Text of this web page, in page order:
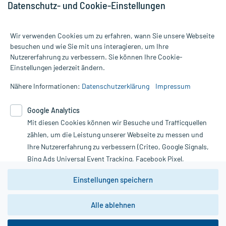
Alle Preise gelten inkl. MwSt., ggf. zzgl. Versandkosten
Informationen auf dieser Website werden ausschließlich für
die Untersuchung und Behandlung durch einen Arzt. Bitte
Therapien eingeleitet werden können. | Diese Webseite benutzt
Google Analytics. Lesen Sie bitte dazu die wichtigen Hinweise in
unserer Datenschutzerklärung. Für den Widerruf einer Bestellung
nutzen Sie das Formular:
Vertrag widerrufen
*Hinweise zu unseren Aktionen und Bewertungen
Datenschutz- und Cookie-Einstellungen
Wir verwenden Cookies um zu erfahren, wann Sie unsere Webseite
besuchen und wie Sie mit uns interagieren, um Ihre
Nutzererfahrung zu verbessern. Sie können Ihre Cookie-
Einstellungen jederzeit ändern.
Nähere Informationen: Datenschutzerklärung Impressum
Google Analytics
Mit diesen Cookies können wir Besuche und Trafficquellen
zählen, um die Leistung unserer Webseite zu messen und
Ihre Nutzererfahrung zu verbessern (Criteo, Google Signals,
Bing Ads Universal Event Tracking, Facebook Pixel,
Youtube-Social Plugin).
Wir weisen darauf hin, dass die
zwingend den Europäischen Anforderungen gem. EU-
DSGVO genügen und ein Datentransfer in Drittstaaten bzw.
Einstellungen speichern
Alle ablehnen